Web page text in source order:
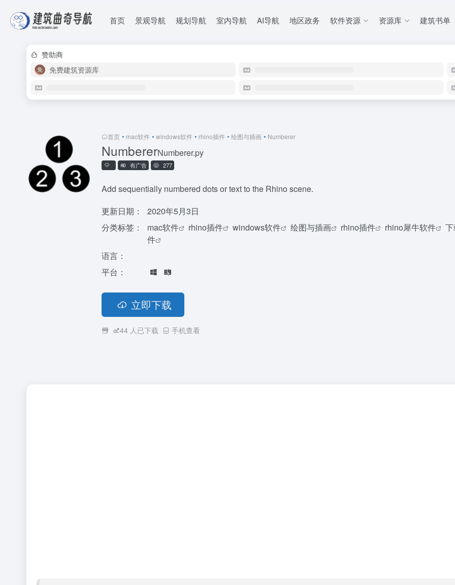
首页 景观导航 规划导航 室内导航 AI导航 地区政务 软件资源 资源库 建筑书单
赞助商
免费建筑资源库
首页 • mac软件 • windows软件 • rhino插件 • 绘图与插画 • Numberer
NumbererNumberer.py
有广告 277
Add sequentially numbered dots or text to the Rhino scene.
更新日期：
2020年5月3日
分类标签：
mac软件 rhino插件 windows软件 绘图与插画 rhino插件 rhino犀牛软件
件
语言：
平台：
立即下载
44 人已下载 手机查看